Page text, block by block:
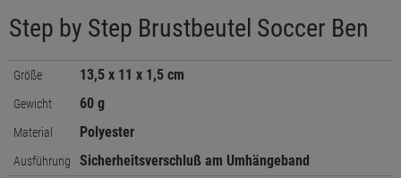
Step by Step Brustbeutel Soccer Ben
Größe 13,5 x 11 x 1,5 cm
Gewicht 60 g
Material Polyester
Ausführung Sicherheitsverschluß am Umhängeband